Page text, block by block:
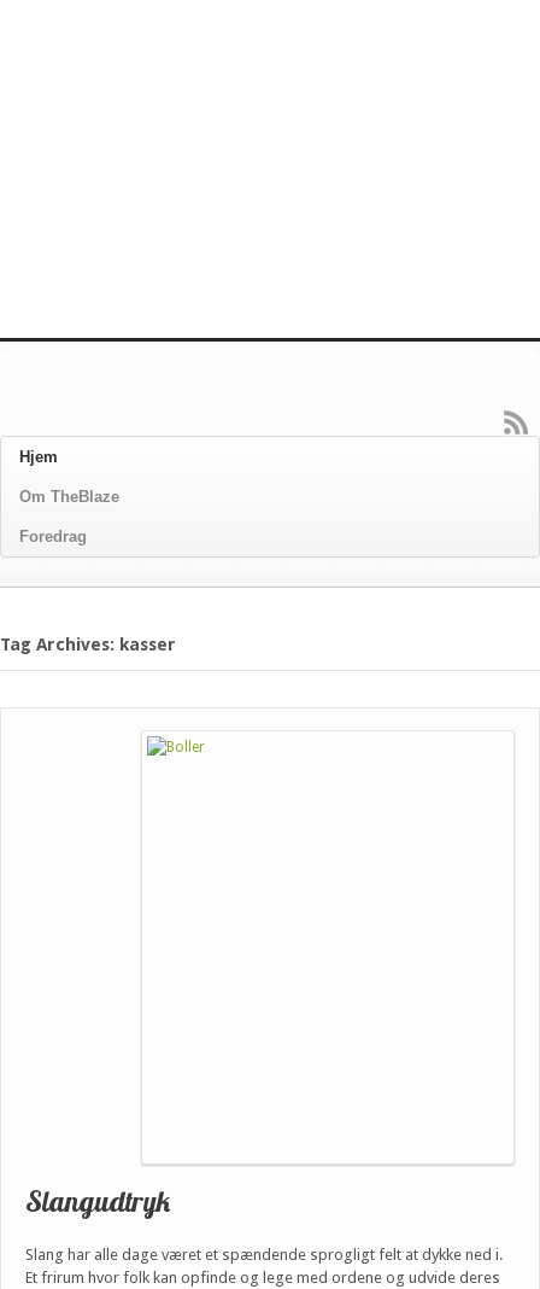
Hjem
Om TheBlaze
Foredrag
Tag Archives: kasser
Slangudtryk
Slang har alle dage været et spændende sprogligt felt at dykke ned i.
Et frirum hvor folk kan opfinde og lege med ordene og udvide deres